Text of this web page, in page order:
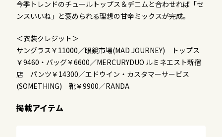
今季トレンドのチュールトップス＆デニムと合わせれば「セ
ンスいいね」と褒められる理想の甘辛ミックスが完成。
＜衣装クレジット＞
サングラス￥11000／眼鏡市場(MAD JOURNEY) トップス
￥9460・バッグ￥6600／MERCURYDUO ルミネエスト新宿
店 パンツ￥14300／エドウイン・カスタマーサービス
(SOMETHING) 靴￥9900／RANDA
掲載アイテム